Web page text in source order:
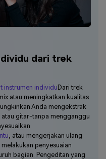
dari trek
instrumen individu Dari trek
atau meningkatkan kualitas
Anda mengekstrak
gitar-tanpa mengganggu
, atau mengerjakan ulang
penyesuaian
bagian. Pengeditan yang